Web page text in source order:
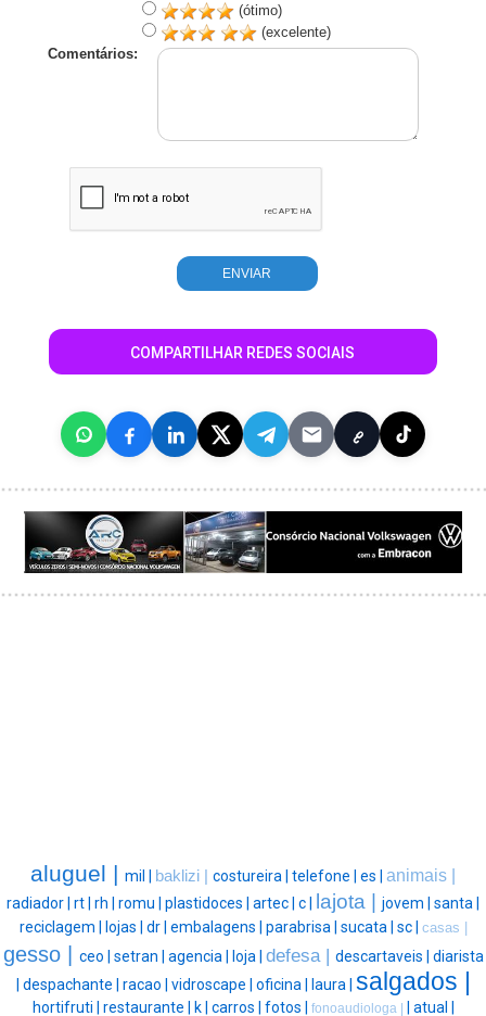
(ótimo)
(excelente)
Comentários:
COMPARTILHAR REDES SOCIAIS
aluguel | mil | baklizi | costureira | telefone | es | animais |
radiador | rt | rh | romu | plastidoces | artec | c | lajota | jovem | santa |
reciclagem |
lojas | dr | embalagens | parabrisa | sucata | sc | casas |
gesso | ceo | setran | agencia | loja | defesa | descartaveis | diarista
despachante | racao | vidroscape | oficina | laura | salgados |
hortifruti | restaurante | k | carros | fotos | fonoaudiologa | atual |